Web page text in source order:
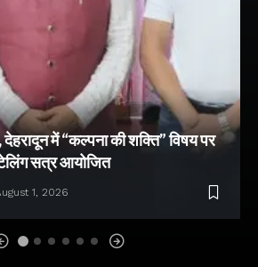
में “कल्पना की शक्ति” विषय पर
सत्र आयोजित
1, 2026